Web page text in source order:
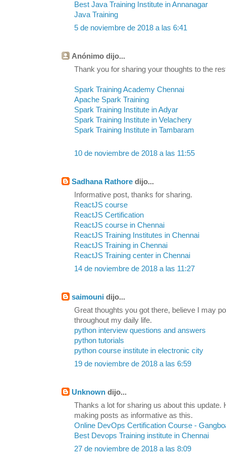
Best Java Training Institute in Annanagar
Java Training
5 de noviembre de 2018 a las 6:41
Anónimo dijo...
Thank you for sharing your thoughts to the
Spark Training Academy Chennai
Apache Spark Training
Spark Training Institute in Adyar
Spark Training Institute in Velachery
Spark Training Institute in Tambaram
10 de noviembre de 2018 a las 11:55
Sadhana Rathore dijo...
Informative post, thanks for sharing.
ReactJS course
ReactJS Certification
ReactJS course in Chennai
ReactJS Training Institutes in Chennai
ReactJS Training in Chennai
ReactJS Training center in Chennai
14 de noviembre de 2018 a las 11:27
saimouni dijo...
Great thoughts you got there, believe I may
throughout my daily life.
python interview questions and answers
python tutorials
python course institute in electronic city
19 de noviembre de 2018 a las 6:59
Unknown dijo...
Thanks a lot for sharing us about this update.
making posts as informative as this.
Online DevOps Certification Course -
Best Devops Training institute in Chennai
27 de noviembre de 2018 a las 8:09